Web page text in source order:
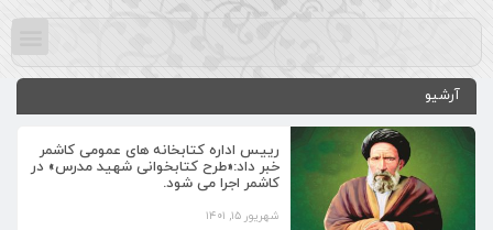
آرشیو
رییس اداره کتابخانه های عمومی کاشمر
خبر داد:«طرح کتابخوانی شهید مدرس» در
کاشمر اجرا می شود.
شهریور ۱۵, ۱۴۰۱